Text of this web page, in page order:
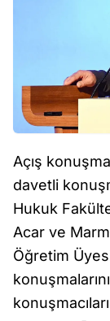
Açış
davetli
Hukuk
Acar ve
Öğretim